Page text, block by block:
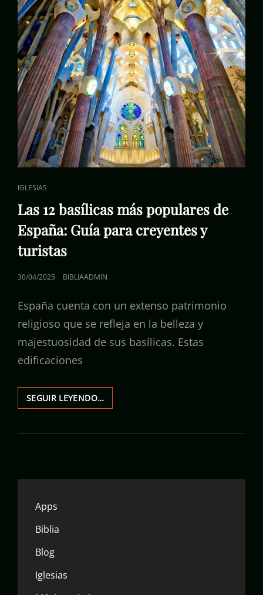
ENLACES
DE
CATEGORÍAS
IGLESIAS
Las 12 basílicas más populares de
España: Guía para creyentes y
turistas
PUBLICADO
30/04/2025 BIBLIAADMIN
España cuenta con un extenso patrimonio
religioso que se refleja en la belleza y
majestuosidad de sus basílicas. Estas
edificaciones
SEGUIR LEYENDO…LAS
12
MÁS
Apps
Biblia
Blog
Iglesias